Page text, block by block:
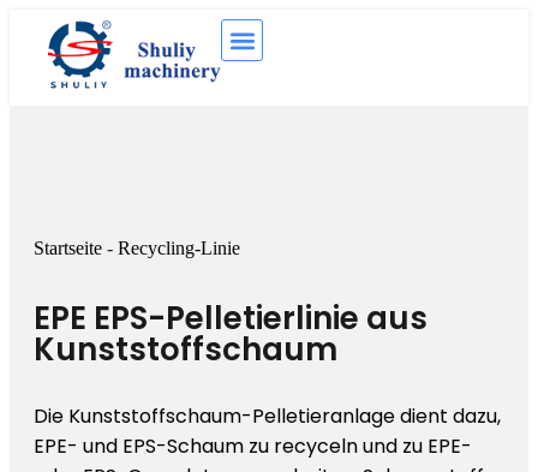
Startseite - Recycling-Linie
EPE EPS-Pelletierlinie aus
Kunststoffschaum
Die Kunststoffschaum-Pelletieranlage dient dazu,
EPE- und EPS-Schaum zu recyceln und zu EPE-